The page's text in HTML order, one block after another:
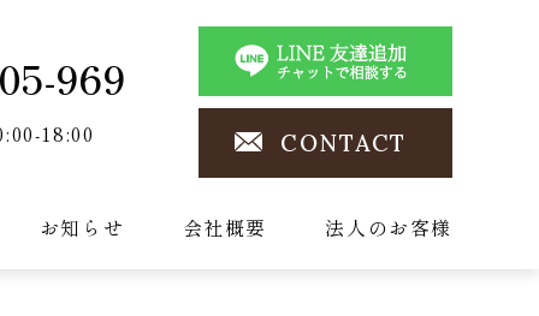
969
18:00 CONTACT
お知らせ 会社概要 法人のお客様